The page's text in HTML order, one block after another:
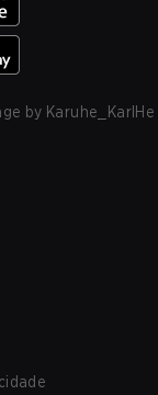
by Karuhe_KarlHe